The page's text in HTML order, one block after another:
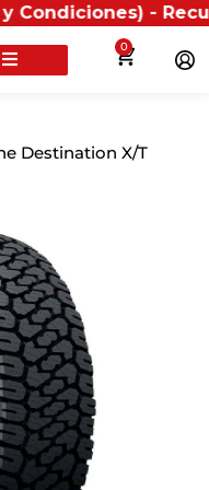
- Recuerda
0
Destination X/T